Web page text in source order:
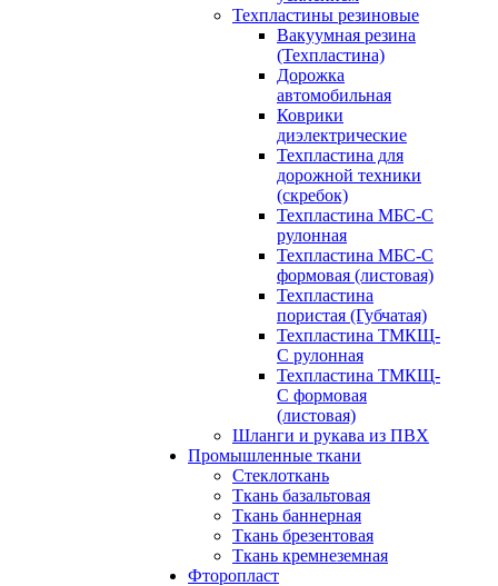
Техпластины резиновые
Вакуумная резина
(Техпластина)
Дорожка
автомобильная
Коврики
диэлектрические
Техпластина для
дорожной техники
(скребок)
Техпластина МБС-С
рулонная
Техпластина МБС-С
формовая (листовая)
Техпластина
пористая (Губчатая)
Техпластина ТМКЩ-
С рулонная
Техпластина ТМКЩ-
С формовая
(листовая)
Шланги и рукава из ПВХ
Промышленные ткани
Стеклоткань
Ткань базальтовая
Ткань баннерная
Ткань брезентовая
Ткань кремнеземная
Фторопласт